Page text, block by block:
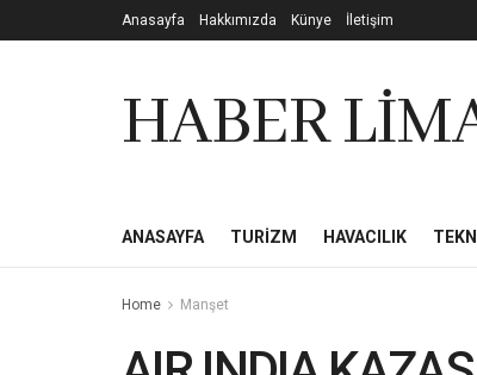
Anasayfa Hakkımızda Künye İletişim
HABER
ANASAYFA TURIZM HAVACILIK
Home Manşet